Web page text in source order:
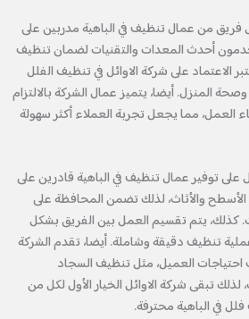
فريق من عمال تنظيف في الباهية مدربين على
أحدث المعدات والتقنيات لضمان تنظيف
الاعتماد على شركة الاوائل في تنظيف الفلل
المنزل. أيضا، يتميز عمال الشركة بالالتزام
العمل، مما يجعل تجربة العملاء أكثر سهولة
توفير عمال تنظيف في الباهية قادرين على
والأثاث، لذلك تضمن المحافظة على
كذلك، يتم تقسيم العمل بين الفريق بشكل
تنظيف دقيقة وشاملة. أيضا، تقدم الشركة
العميل، مثل تنظيف السجاد
تبقى شركة الاوائل الخيار الأول لكل من
في الباهية محترفة.